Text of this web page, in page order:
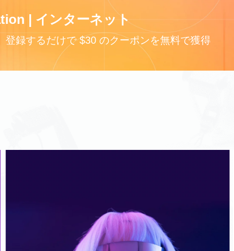
| インターネット
登録するだけで $30 のクーポンを無料で獲得